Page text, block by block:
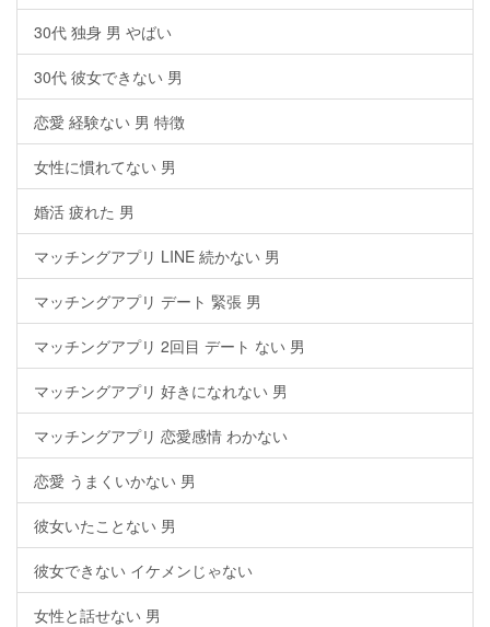
30代 独身 男 やばい
30代 彼女できない 男
恋愛 経験ない 男 特徴
女性に慣れてない 男
婚活 疲れた 男
マッチングアプリ LINE 続かない 男
マッチングアプリ デート 緊張 男
マッチングアプリ 2回目 デート ない 男
マッチングアプリ 好きになれない 男
マッチングアプリ 恋愛感情 わかない
恋愛 うまくいかない 男
彼女いたことない 男
彼女できない イケメンじゃない
女性と話せない 男